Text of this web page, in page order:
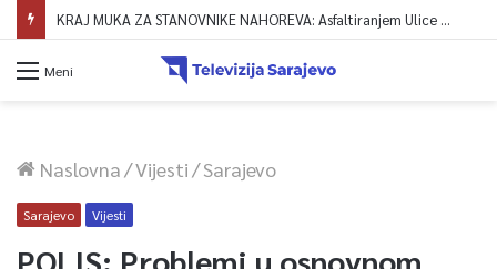
KRAJ MUKA ZA STANOVNIKE NAHOREVA: Asfaltiranjem Ulice Vranica brijeg spajaju se gornji i središnji dio naselja
Meni
Naslovna/Vijesti/Sarajevo
Sarajevo Vijesti
POLIS: Problemi u osnovnom